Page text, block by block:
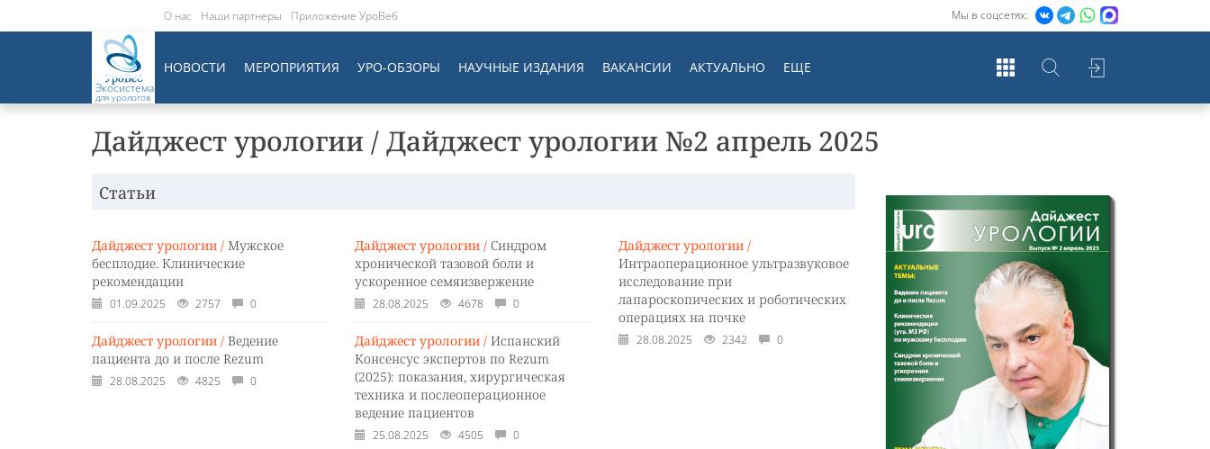
Мы в соцсетях:
О нас Наши партнеры Приложение УроВеб
Экосистема
для урологов
НОВОСТИ МЕРОПРИЯТИЯ УРО-ОБЗОРЫ НАУЧНЫЕ ИЗДАНИЯ ВАКАНСИИ АКТУАЛЬНО ЕЩЕ
Дайджест урологии / Дайджест урологии №2 апрель 2025
Статьи
Дайджест урологии / Мужское
бесплодие. Клинические
рекомендации
01.09.2025 2757 0
Дайджест урологии / Ведение
пациента до и после Rezum
28.08.2025 4825 0
Дайджест урологии / Синдром
хронической тазовой боли и
ускоренное семяизвержение
28.08.2025 4678 0
Дайджест урологии / Испанский
Консенсус экспертов по Rezum
(2025): показания, хирургическая
техника и послеоперационное
ведение пациентов
25.08.2025 4505 0
Дайджест урологии /
Интраоперационное ультразвуковое
исследование при
лапароскопических и роботических
операциях на почке
28.08.2025 2342 0